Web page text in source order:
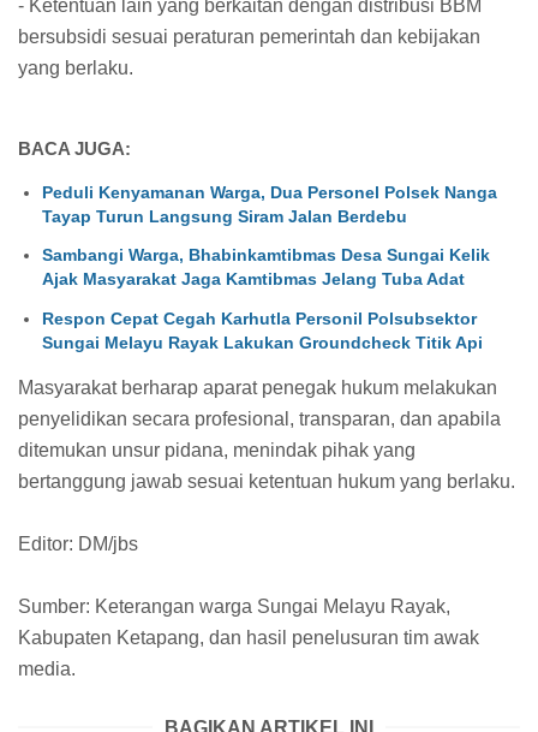
- Ketentuan lain yang berkaitan dengan distribusi BBM
bersubsidi sesuai peraturan pemerintah dan kebijakan
yang berlaku.
BACA JUGA:
Peduli Kenyamanan Warga, Dua Personel Polsek Nanga
Tayap Turun Langsung Siram Jalan Berdebu
Sambangi Warga, Bhabinkamtibmas Desa Sungai Kelik
Ajak Masyarakat Jaga Kamtibmas Jelang Tuba Adat
Respon Cepat Cegah Karhutla Personil Polsubsektor
Sungai Melayu Rayak Lakukan Groundcheck Titik Api
Masyarakat berharap aparat penegak hukum melakukan
penyelidikan secara profesional, transparan, dan apabila
ditemukan unsur pidana, menindak pihak yang
bertanggung jawab sesuai ketentuan hukum yang berlaku.
Editor: DM/jbs
Sumber: Keterangan warga Sungai Melayu Rayak,
Kabupaten Ketapang, dan hasil penelusuran tim awak
media.
BAGIKAN ARTIKEL INI